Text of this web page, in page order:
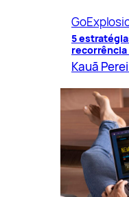
5
Kauã